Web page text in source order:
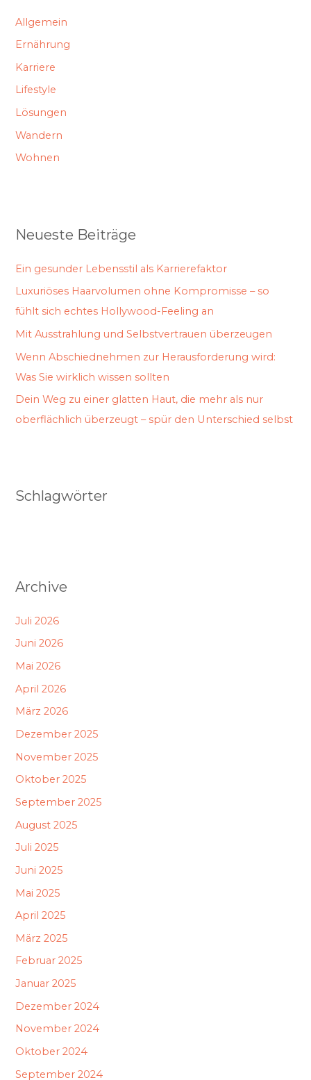
Allgemein
Ernährung
Karriere
Lifestyle
Lösungen
Wandern
Wohnen
Neueste Beiträge
Ein gesunder Lebensstil als Karrierefaktor
Luxuriöses Haarvolumen ohne Kompromisse – so
fühlt sich echtes Hollywood-Feeling an
Mit Ausstrahlung und Selbstvertrauen überzeugen
Wenn Abschiednehmen zur Herausforderung wird:
Was Sie wirklich wissen sollten
Dein Weg zu einer glatten Haut, die mehr als nur
oberflächlich überzeugt – spür den Unterschied selbst
Schlagwörter
Archive
Juli 2026
Juni 2026
Mai 2026
April 2026
März 2026
Dezember 2025
November 2025
Oktober 2025
September 2025
August 2025
Juli 2025
Juni 2025
Mai 2025
April 2025
März 2025
Februar 2025
Januar 2025
Dezember 2024
November 2024
Oktober 2024
September 2024